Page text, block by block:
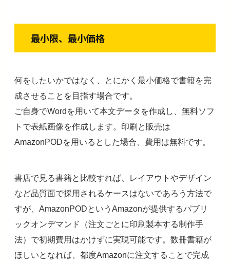
最小限、最小価格
何をしたいかではなく、とにかく最小価格で書籍を完
成させることを目指す場合です。
ご自身でWordを用いて本文データを作成し、無料ソフ
トで表紙画像を作成します。印刷と販売は
AmazonPODを用いるとした場合、費用は無料です。
書店で見る書籍と比較すれば、レイアウトやデザイン
など品質面で採用されるケースはないであろう方法で
すが、AmazonPODというAmazonが提供するパブリ
ックオンデマンド（注文ごとに印刷製本する制作手
法）で初期費用はかけずに実現可能です。数冊書籍が
ほしいとなれば、都度Amazonに注文することで完成